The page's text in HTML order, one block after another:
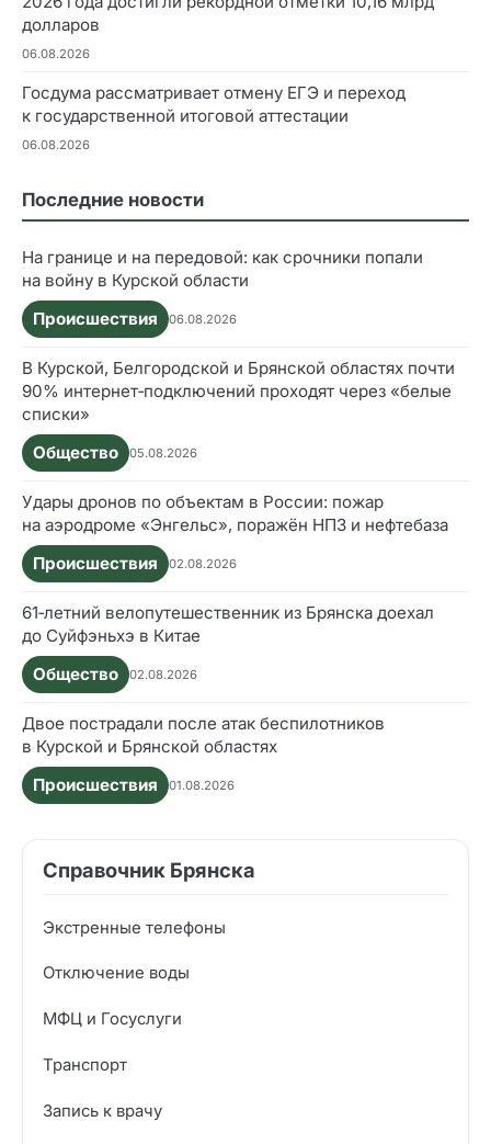
долларов
06.08.2026
Госдума рассматривает отмену ЕГЭ и переход
к государственной итоговой аттестации
06.08.2026
Последние новости
На границе и на передовой: как срочники попали
на войну в Курской области
Происшествия
06.08.2026
В Курской, Белгородской и Брянской областях почти
90% интернет‑подключений проходят через «белые
списки»
Общество
05.08.2026
Удары дронов по объектам в России: пожар
на аэродроме «Энгельс», поражён НПЗ и нефтебаза
Происшествия
02.08.2026
61‑летний велопутешественник из Брянска доехал
до Суйфэньхэ в Китае
Общество
02.08.2026
Двое пострадали после атак беспилотников
в Курской и Брянской областях
Происшествия
01.08.2026
Справочник Брянска
Экстренные телефоны
Отключение воды
МФЦ и Госуслуги
Транспорт
Запись к врачу